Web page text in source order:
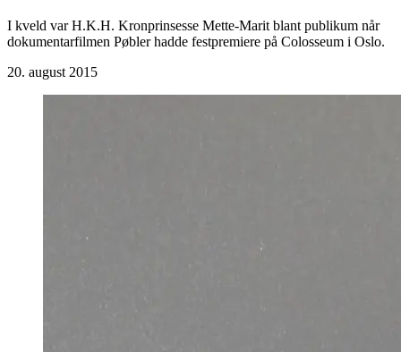
I kveld var H.K.H. Kronprinsesse Mette-Marit blant publikum når
dokumentarfilmen Pøbler hadde festpremiere på Colosseum i Oslo.
20. august 2015